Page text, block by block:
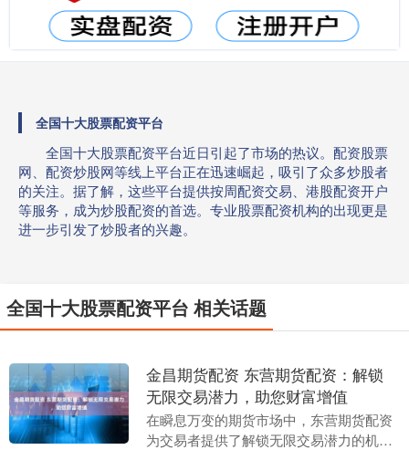
全国十大股票配资平台
全国十大股票配资平台近日引起了市场的热议。配资股票
网、配资炒股网等线上平台正在迅速崛起，吸引了众多炒股者
的关注。据了解，这些平台提供按周配资交易、港股配资开户
等服务，成为炒股配资的首选。专业股票配资机构的出现更是
进一步引发了炒股者的兴趣。
全国十大股票配资平台 相关话题
金昌期货配资 东营期货配资：解锁
无限交易潜力，助您财富增值
在瞬息万变的期货市场中，东营期货配资
为交易者提供了解锁无限交易潜力的机